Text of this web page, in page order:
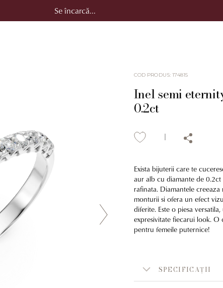
Se încarcă...
COD PRODUS:174815
Inel semi
0.2ct
Exista bijuterii care te
aur alb cu diamante de
rafinata. Diamantele
monturii si ofera un efect
diferite. Este o piesa
expresivitate fiecarui look. O
pentru femeile puternice!
SPECIFICAȚII